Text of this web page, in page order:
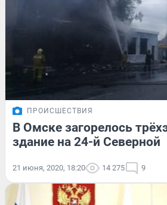
ПРОИСШЕСТВИЯ
В Омске загорелось
здание на 24-й Северной
21 июня, 2020, 18:20 14 275 9